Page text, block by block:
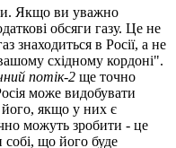
Якщо ви уважно
обсяги газу. Це не
знаходиться в Росії, а не
східному кордоні".
потік-2 ще точно
може видобувати
його, якщо у них є
можуть зробити - це
що його буде